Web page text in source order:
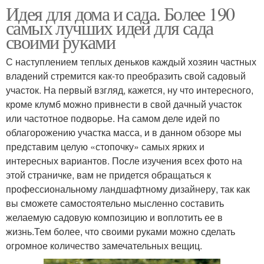
Идея для дома и сада. Более 190
самых лучших идей для сада
своими руками
С наступлением теплых деньков каждый хозяин частных
владений стремится как-то преобразить свой садовый
участок. На первый взгляд, кажется, ну что интересного,
кроме клумб можно привнести в свой дачный участок
или частотное подворье. На самом деле идей по
облагорожению участка масса, и в данном обзоре мы
представим целую «стопочку» самых ярких и
интересных вариантов. После изучения всех фото на
этой страничке, вам не придется обращаться к
профессиональному ландшафтному дизайнеру, так как
вы сможете самостоятельно мысленно составить
желаемую садовую композицию и воплотить ее в
жизнь.Тем более, что своими руками можно сделать
огромное количество замечательных вещиц.